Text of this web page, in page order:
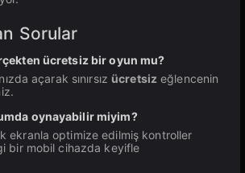
Sorular
ücretsiz bir oyun mu?
açarak sınırsız ücretsiz eğlencenin
oynayabilir miyim?
ekranla optimize edilmiş kontroller
bir mobil cihazda keyifle